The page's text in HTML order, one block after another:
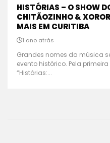
HISTÓRIAS – O SHOW
CHITÃOZINHO &
MAIS EM CURITIBA
1 ano atrás
Grandes nomes da música
evento histórico. Pela
“Histórias:...